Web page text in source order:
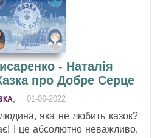
- Наталія
про Добре Серце
, 01-06-2022
яка не любить казок?
І це абсолютно неважливо,